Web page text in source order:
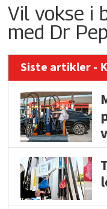
Vil vokse i
med Dr
Siste artikler -